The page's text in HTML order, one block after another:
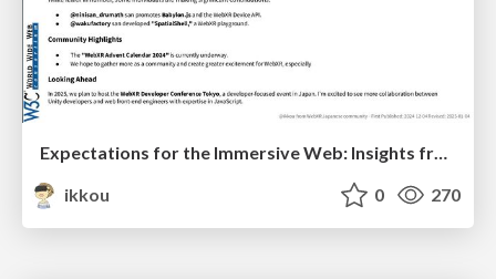
Expectations for the Immersive Web: Insights from the WebXR Japanese Community
ikkou
0 270